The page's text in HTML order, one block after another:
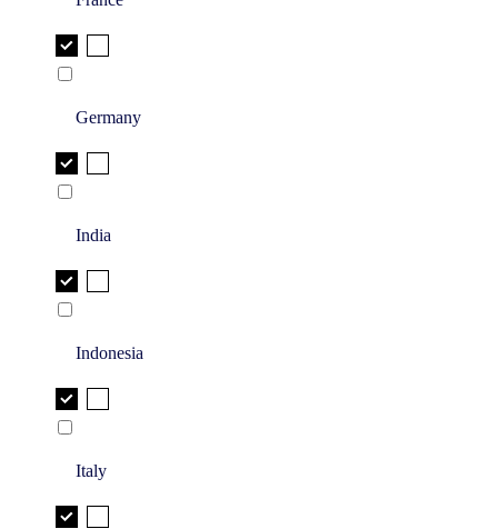
Germany
India
Indonesia
Italy